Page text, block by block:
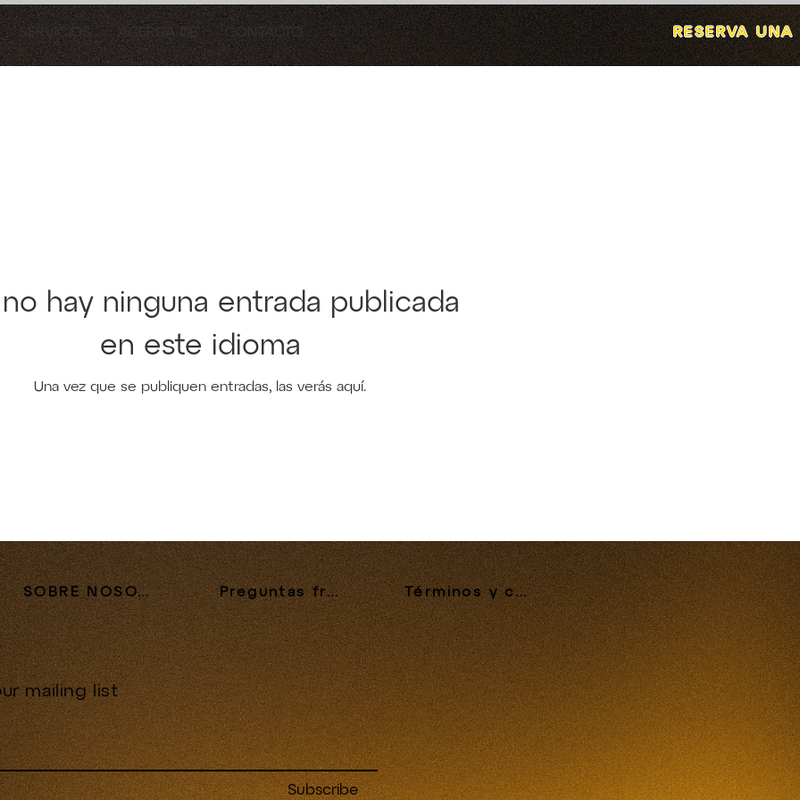
SERVICIOS ACERCA DE CONTACTO BLOG
hay ninguna entrada publicada
en este idioma
Una vez que se publiquen entradas, las verás aquí.
SOBRE NOSOTROS Preguntas frecuentes Términos y condiciones
mailing list
Subscribe